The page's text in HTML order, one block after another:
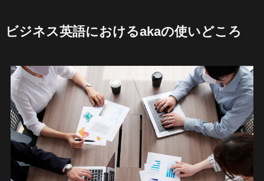
ビジネス英語におけるakaの使いどころ